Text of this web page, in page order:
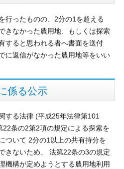
行ったものの、2分の1を超える
きなかった農用地、もしくは探索
すると思われる者へ書面を送付
に返信がなかった農用地等をいい
係る公示
する法律 (平成25年法律第101
条の2第2項の規定による探索を
ついて 2分の1以上の共有持分を
きないため、 法第22条の3の規定
機構が定めようとする農用地利用